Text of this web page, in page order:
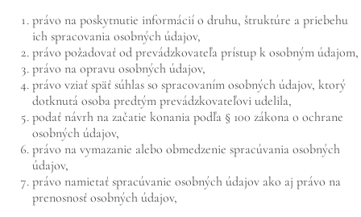
právo na poskytnutie informácií o druhu, štruktúre a priebehu
ich spracovania osobných údajov,
právo požadovať od prevádzkovateľa prístup k osobným údajom,
právo na opravu osobných údajov,
právo vziať späť súhlas so spracovaním osobných údajov, ktorý
dotknutá osoba predtým prevádzkovateľovi udelila,
podať návrh na začatie konania podľa § 100 zákona o ochrane
osobných údajov,
právo na vymazanie alebo obmedzenie spracúvania osobných
údajov,
právo namietať spracúvanie osobných údajov ako aj právo na
prenosnosť osobných údajov,